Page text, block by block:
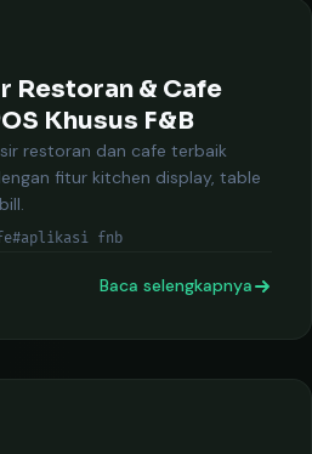
Restoran & Cafe
Khusus F&B
restoran dan cafe terbaik
fitur kitchen display, table
#aplikasi fnb
Baca selengkapnya